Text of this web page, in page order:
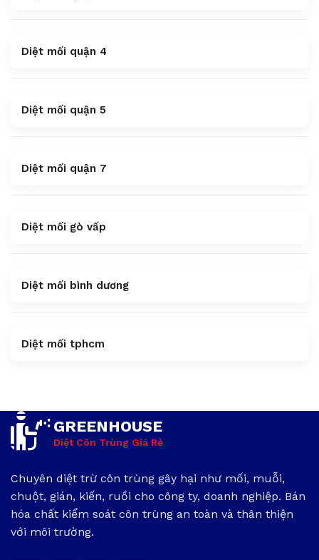
Diệt mối quận 4
Diệt mối quận 5
Diệt mối quận 7
Diệt mối gò vấp
Diệt mối bình dương
Diệt mối tphcm
GREENHOUSE
Diệt Côn Trùng Giá Rẻ
Chuyên diệt trừ côn trùng gây hại như mối, muỗi,
chuột, gián, kiến, ruồi cho công ty, doanh nghiệp. Bán
hóa chất kiểm soát côn trùng an toàn và thân thiện
với môi trường.